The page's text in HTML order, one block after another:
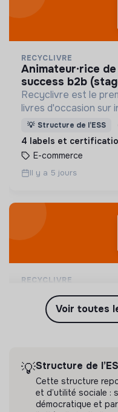
RECYCLIVRE
animateur·rice de réseau / customer
success b2b
Recyclivre est le
livres d'occasion sur
avoir un impact
environnement.
💡 Structure de l’ESS
4 labels et
E-commerce
Il y a 5 jours
RECYCLIVRE
success b2b
Recyclivre est le
4 labels et
E-commerce
Il y a 5 jours
Voir toutes
💡Structure de
Cette structure
et d’utilité sociale :
démocratique et